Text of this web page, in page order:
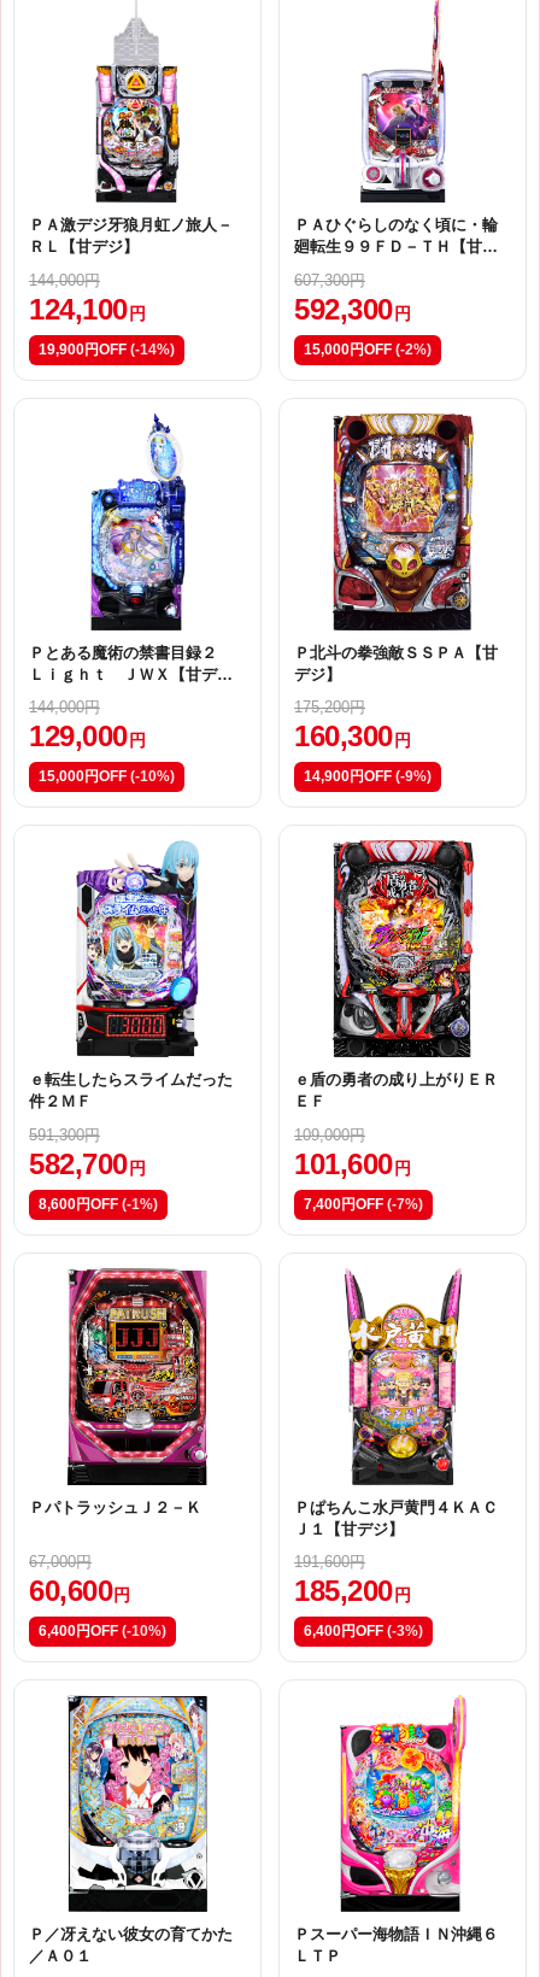
ＰＡ激デジ牙狼月虹ノ旅人－
ＲＬ【甘デジ】
144,000円
124,100 円
19,900円OFF (-14%)
ＰＡひぐらしのなく頃に・輪
廻転生９９ＦＤ－ＴＨ【甘デ
607,300円
592,300 円
15,000円OFF (-2%)
Ｐとある魔術の禁書目録２
Ｌｉｇｈｔ ＪＷＸ【甘デ
144,000円
129,000 円
15,000円OFF (-10%)
Ｐ北斗の拳強敵ＳＳＰＡ【甘
デジ】
175,200円
160,300 円
14,900円OFF (-9%)
ｅ転生したらスライムだった
件２ＭＦ
591,300円
582,700円
8,600円OFF (-1%)
ｅ盾の勇者の成り上がりＥＲ
ＥＦ
109,000円
101,600円
7,400円OFF (-7%)
ＰパトラッシュＪ２－Ｋ
67,000円
60,600 円
6,400円OFF (-10%)
Ｐぱちんこ水戸黄門４ＫＡＣ
Ｊ１【甘デジ】
191,600円
185,200 円
6,400円OFF (-3%)
Ｐ／冴えない彼女の育てかた
／Ａ０１
Ｐスーパー海物語ＩＮ沖縄６
ＬＴＰ